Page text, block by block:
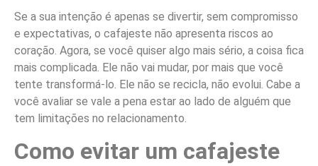
Se a sua intenção é apenas se divertir, sem compromisso
e expectativas, o cafajeste não apresenta riscos ao
coração. Agora, se você quiser algo mais sério, a coisa fica
mais complicada. Ele não vai mudar, por mais que você
tente transformá-lo. Ele não se recicla, não evolui. Cabe a
você avaliar se vale a pena estar ao lado de alguém que
tem limitações no relacionamento.
Como evitar um cafajeste